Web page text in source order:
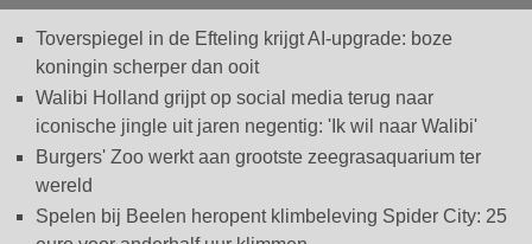
Toverspiegel in de Efteling krijgt AI-upgrade: boze
koningin scherper dan ooit
Walibi Holland grijpt op social media terug naar
iconische jingle uit jaren negentig: 'Ik wil naar Walibi'
Burgers' Zoo werkt aan grootste zeegrasaquarium ter
wereld
Spelen bij Beelen heropent klimbeleving Spider City: 25